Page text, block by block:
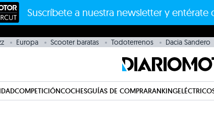
Suscríbete a nuestra newsletter y
Europa Scooter baratas Todoterrenos Dacia Sandero
COMPETICIÓNCOCHESGUÍAS DE COMPRARANKING